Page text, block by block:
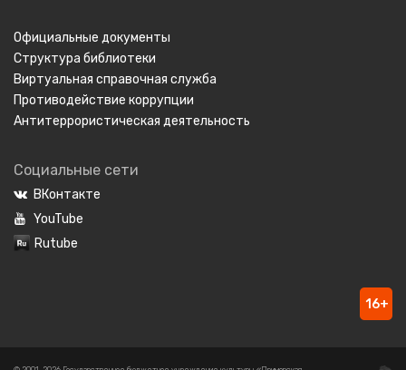
Официальные документы
Структура библиотеки
Виртуальная справочная служба
Противодействие коррупции
Антитеррористическая деятельность
Социальные сети
ВКонтакте
YouTube
Rutube
16+